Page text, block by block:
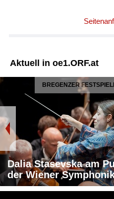
Aktuell in oe1.ORF.at
BREGENZER
Dalia Stasevska am
der Wiener